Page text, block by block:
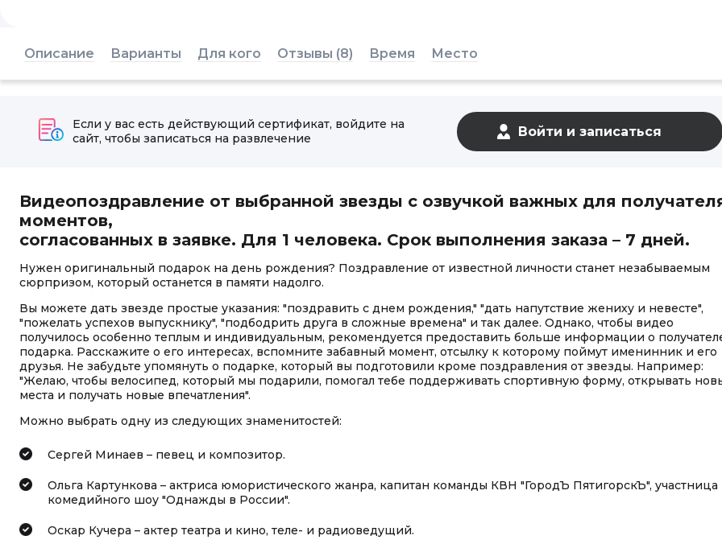
Описание Варианты Для кого Отзывы (8) Время Место
Если у вас есть действующий сертификат, войдите на
сайт, чтобы записаться на развлечение
Видеопоздравление от выбранной звезды с озвучкой важных для
моментов,
согласованных в заявке. Для 1 человека. Срок выполнения заказа – 7 дней.
Нужен оригинальный подарок на день рождения? Поздравление от известной личности станет незабываемым
сюрпризом, который останется в памяти надолго.
Вы можете дать звезде простые указания: "поздравить с днем рождения," "дать напутствие жениху и невесте",
"пожелать успехов выпускнику", "подбодрить друга в сложные времена" и так далее. Однако, чтобы видео
получилось особенно теплым и индивидуальным, рекомендуется предоставить больше информации о
подарка. Расскажите о его интересах, вспомните забавный момент, отсылку к которому поймут именинник и его
друзья. Не забудьте упомянуть о подарке, который вы подготовили кроме поздравления от звезды. Например:
"Желаю, чтобы велосипед, который мы подарили, помогал тебе поддерживать спортивную форму, открывать
места и получать новые впечатления".
Можно выбрать одну из следующих знаменитостей:
Сергей Минаев – певец и композитор.
Ольга Картункова – актриса юмористического жанра, капитан команды КВН "ГородЪ ПятигорскЪ", участница
комедийного шоу "Однажды в России".
Оскар Кучера – актер театра и кино, теле- и радиоведущий.